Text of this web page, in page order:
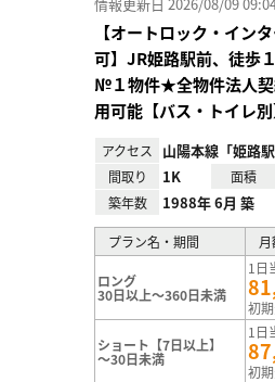
【オートロック・イン
可】JR姫路駅前、徒歩
№１物件★全物件法人契
用可能【バス・トイレ別
アクセス 山陽本線「姫路
間取り 1K 面積
築年数 1988年 6月 築
プラン名・期間
ロング
30日以上～360日未満
1日
初
ショート【7日以上】
～30日未満
1日
初